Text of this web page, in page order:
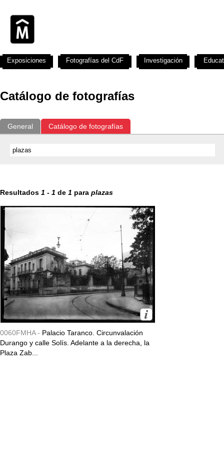
Catálogo de fotografías
General Catálogo de fotografías
Resultados 1 - 1 de 1 para plazas
0060FMHA - Palacio Taranco. Circunvalación
Durango y calle Solís. Adelante a la derecha, la
Plaza Zab...
Exposiciones Fotografías del CdF Investigación